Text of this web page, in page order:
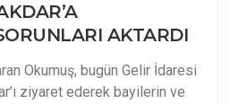
AKTARDI
Okumuş, bugün Gelir İdaresi
ziyaret ederek bayilerin ve